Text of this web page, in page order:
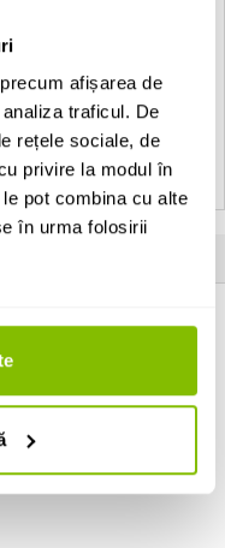
afișarea de
traficul. De
rețele sociale, de
privire la modul în
pot combina cu alte
în urma folosirii